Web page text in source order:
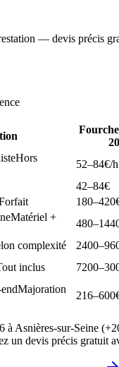
— devis précis
Hors
52–84€/h
42–84€
180–420
Matériel +
complexité
inclus
Majoration
216–600
à Asnières-sur-Seine
un devis précis gratuit